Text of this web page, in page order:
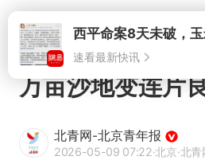
速看最新快讯
万亩沙地变连片
北青网-北京青年报
2026-05-09 07:22·北京·北